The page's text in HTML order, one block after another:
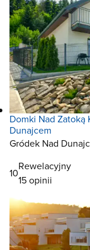
Domki Nad Zatoką
Dunajcem
Gródek Nad
10
Rewelacyjny
15 opinii